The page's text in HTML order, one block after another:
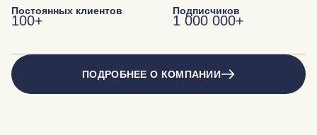
Постоянных клиентов
100+
Подписчиков
1 000 000+
ПОДРОБНЕЕ О КОМПАНИИ